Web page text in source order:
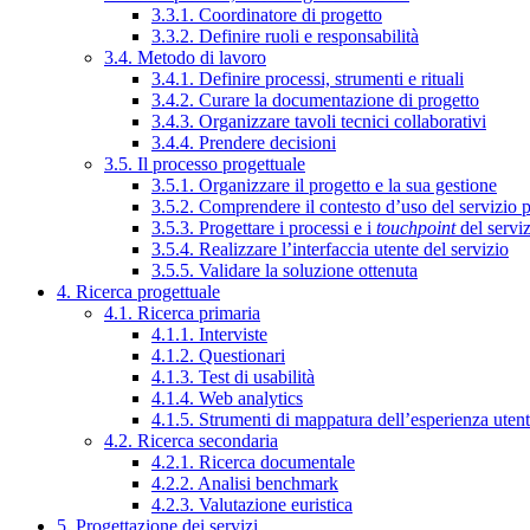
3.3.1. Coordinatore di progetto
3.3.2. Definire ruoli e responsabilità
3.4. Metodo di lavoro
3.4.1. Definire processi, strumenti e rituali
3.4.2. Curare la documentazione di progetto
3.4.3. Organizzare tavoli tecnici collaborativi
3.4.4. Prendere decisioni
3.5. Il processo progettuale
3.5.1. Organizzare il progetto e la sua gestione
3.5.2. Comprendere il contesto d’uso del servizio
3.5.3. Progettare i processi e i touchpointdel
3.5.4. Realizzare l’interfaccia utente del servizio
3.5.5. Validare la soluzione ottenuta
4. Ricerca progettuale
4.1. Ricerca primaria
4.1.1. Interviste
4.1.2. Questionari
4.1.3. Test di usabilità
4.1.4. Web analytics
4.1.5. Strumenti di mappatura dell’esperienza
4.2. Ricerca secondaria
4.2.1. Ricerca documentale
4.2.2. Analisi benchmark
4.2.3. Valutazione euristica
5. Progettazione dei servizi